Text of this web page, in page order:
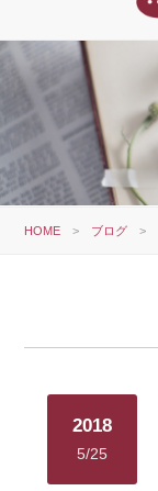
HOME > ブログ >
2018
5/25